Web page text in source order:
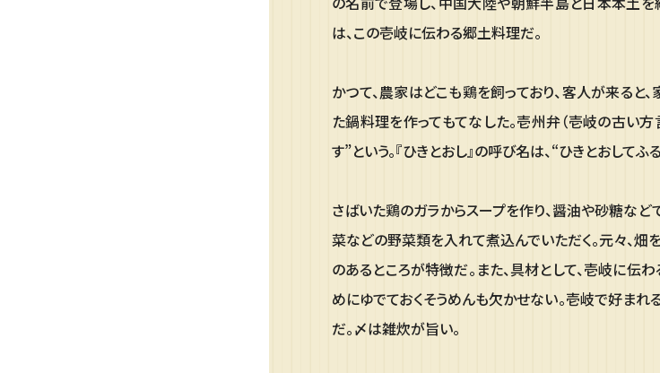
は、この壱岐に伝わる郷土料理だ。
かつて、農家はどこも鶏を飼っており、客人が来ると
た鍋料理を作ってもてなした。壱州弁（壱岐の古い
す”という。『ひきとおし』の呼び名は、“ひきとおして
さばいた鶏のガラからスープを作り、醤油や砂糖など
菜などの野菜類を入れて煮込んでいただく。元々、畑
のあるところが特徴だ。また、具材として、壱岐に伝
めにゆでておくそうめんも欠かせない。壱岐で好ま
だ。〆は雑炊が旨い。